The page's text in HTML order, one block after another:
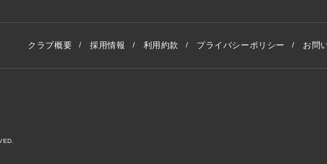
クラブ概要 採用情報 利用約款 プライバシーポリシー お問